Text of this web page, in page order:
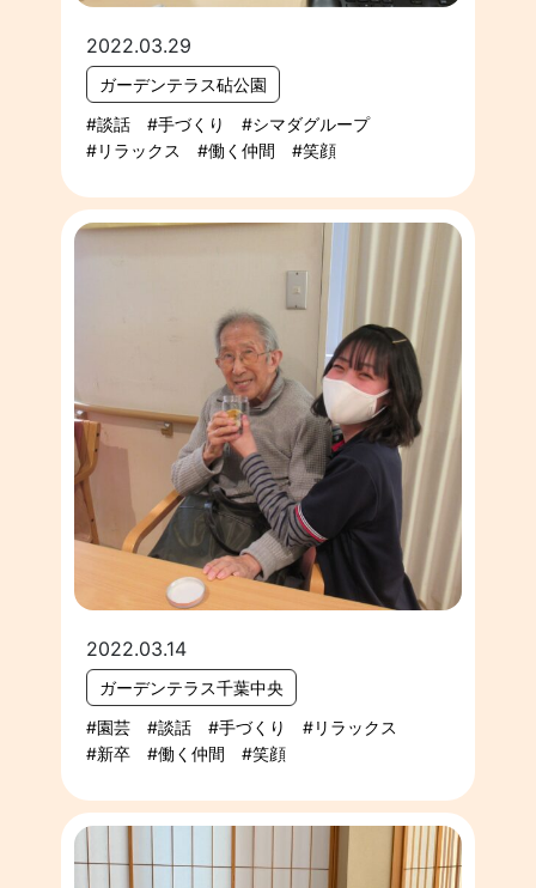
2022.03.29
ガーデンテラス砧公園
談話
手づくり
シマダグループ
リラックス
働く仲間 笑顔
2022.03.14
ガーデンテラス千葉中央
園芸
談話 手づくり
リラックス
新卒
働く仲間 笑顔